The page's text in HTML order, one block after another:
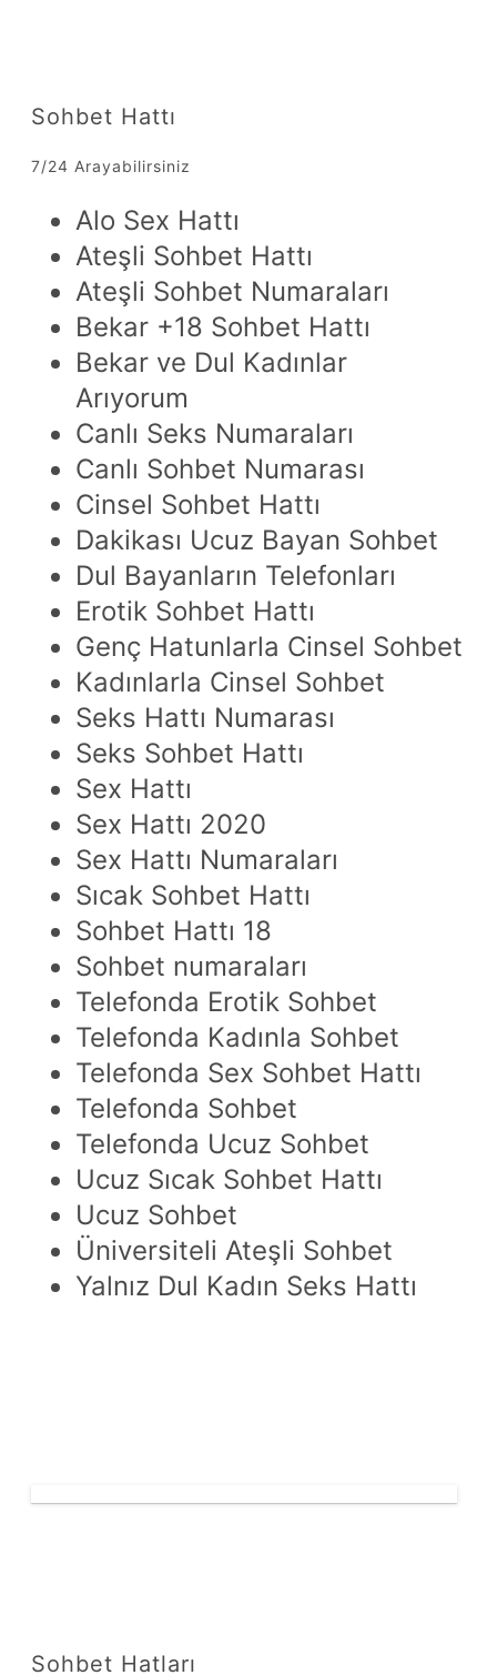
Sohbet Hattı
7/24 Arayabilirsiniz
Alo Sex Hattı
Ateşli Sohbet Hattı
Ateşli Sohbet Numaraları
Bekar +18 Sohbet Hattı
Bekar ve Dul Kadınlar
Arıyorum
Canlı Seks Numaraları
Canlı Sohbet Numarası
Cinsel Sohbet Hattı
Dakikası Ucuz Bayan Sohbet
Dul Bayanların Telefonları
Erotik Sohbet Hattı
Genç Hatunlarla Cinsel Sohbet
Kadınlarla Cinsel Sohbet
Seks Hattı Numarası
Seks Sohbet Hattı
Sex Hattı
Sex Hattı 2020
Sex Hattı Numaraları
Sıcak Sohbet Hattı
Sohbet Hattı 18
Sohbet numaraları
Telefonda Erotik Sohbet
Telefonda Kadınla Sohbet
Telefonda Sex Sohbet Hattı
Telefonda Sohbet
Telefonda Ucuz Sohbet
Ucuz Sıcak Sohbet Hattı
Ucuz Sohbet
Üniversiteli Ateşli Sohbet
Yalnız Dul Kadın Seks Hattı
Sohbet Hatları